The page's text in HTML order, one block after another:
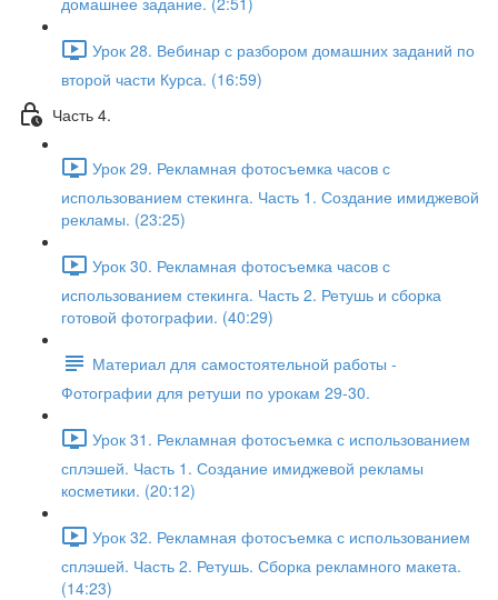
Урок 28. Вебинар с разбором домашних заданий по
второй части Курса. (16:59)
Часть 4.
Урок 29. Рекламная фотосъемка часов с
использованием стекинга. Часть 1. Создание имиджевой
рекламы. (23:25)
Урок 30. Рекламная фотосъемка часов с
использованием стекинга. Часть 2. Ретушь и сборка
готовой фотографии. (40:29)
Материал для самостоятельной работы -
Фотографии для ретуши по урокам 29-30.
Урок 31. Рекламная фотосъемка с использованием
сплэшей. Часть 1. Создание имиджевой рекламы
косметики. (20:12)
Урок 32. Рекламная фотосъемка с использованием
сплэшей. Часть 2. Ретушь. Сборка рекламного макета.
(14:23)